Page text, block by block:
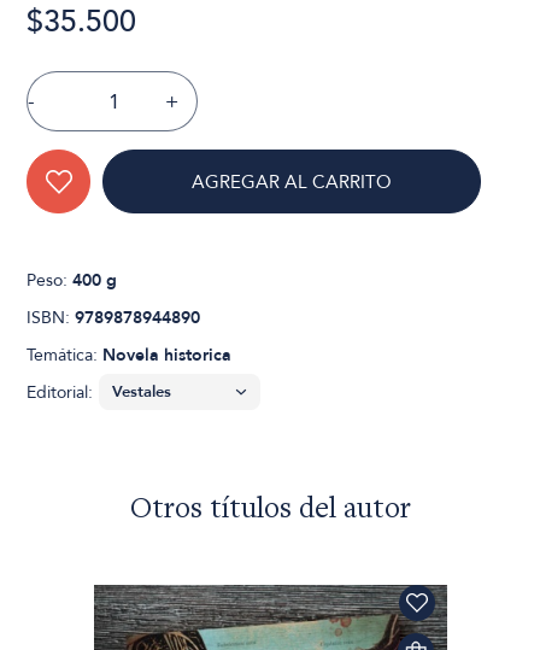
$35.500
- +
AGREGAR AL CARRITO
Peso:400 g
ISBN:9789878944890
Temática: Novela historica
Editorial:
Otros títulos del autor